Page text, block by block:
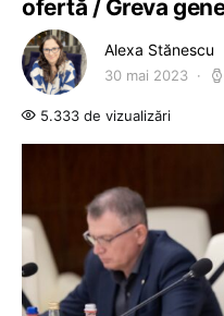
ofertă / Greva
Alexa Stănescu
30 mai 2023
5.333 de vizualizări